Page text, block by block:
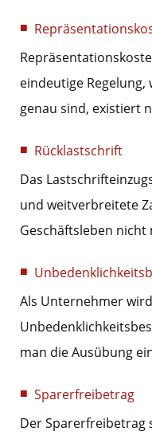
eindeutige
genau sind, existiert
Rücklastschrift
Das
und weitverbreitete
Geschäftsleben
Als Unternehmer
man die Ausübung
Sparerfreibetrag
Der Sparerfreibetrag